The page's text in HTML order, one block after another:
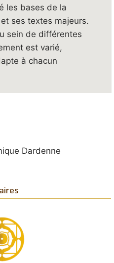
les bases de la
ses textes majeurs.
sein de différentes
est varié,
à chacun
Dardenne